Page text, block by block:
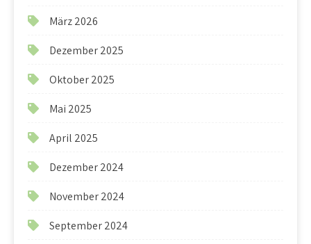
März 2026
Dezember 2025
Oktober 2025
Mai 2025
April 2025
Dezember 2024
November 2024
September 2024